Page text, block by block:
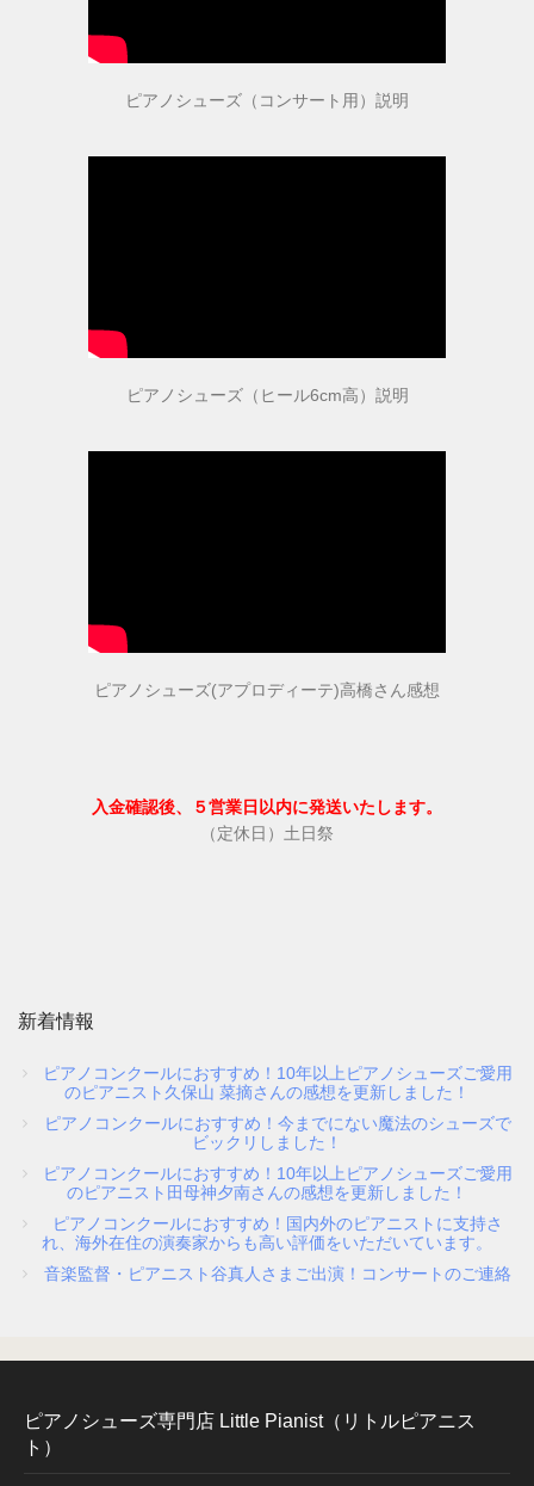
ピアノ教室紹介
個人情報保護法方針
特定商取引法に基づく表記
ピアノシューズ（コンサート用）説明
ピアノシューズ（ヒール6cm高）説明
ピアノシューズ(アプロディーテ)高橋さん感想
入金確認後、５営業日以内に発送いたします。
（定休日）土日祭
新着情報
ピアノコンクールにおすすめ！10年以上ピアノシューズご愛用
のピアニスト久保山 菜摘さんの感想を更新しました！
ピアノコンクールにおすすめ！今までにない魔法のシューズで
ビックリしました！
ピアノコンクールにおすすめ！10年以上ピアノシューズご愛用
のピアニスト田母神夕南さんの感想を更新しました！
ピアノコンクールにおすすめ！国内外のピアニストに支持さ
れ、海外在住の演奏家からも高い評価をいただいています。
音楽監督・ピアニスト谷真人さまご出演！コンサートのご連絡
ピアノシューズ専門店 Little Pianist（リトルピアニス
ト）